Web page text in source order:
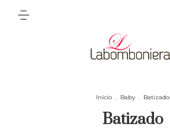
Início . Baby . Batizado
Batizado